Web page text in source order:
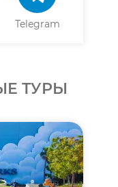
Telegram
ТУРЫ